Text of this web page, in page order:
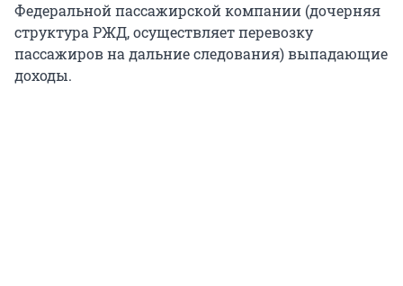
Федеральной пассажирской компании (дочерняя
структура РЖД, осуществляет перевозку
пассажиров на дальние следования) выпадающие
доходы.